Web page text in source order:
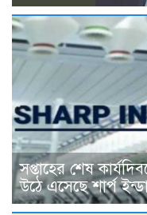
সপ্তাহের শেষ
উঠে এসেছে শার্প